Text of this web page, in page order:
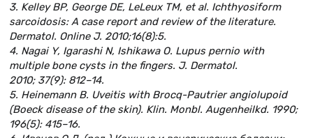
3. Kelley BP, George DE, LeLeux TM, et al. Ichthyosiform
sarcoidosis: A case report and review of the literature.
Dermatol. Online J. 2010;16(8):5.
4. Nagai Y, Igarashi N, Ishikawa O. Lupus pernio with
multiple bone cysts in the fingers. J. Dermatol.
2010; 37(9): 812–14.
5. Heinemann B. Uveitis with Brocq-Pautrier angiolupoid
(Boeck disease of the skin). Klin. Monbl. Augenheilkd. 1990;
196(5): 415–16.